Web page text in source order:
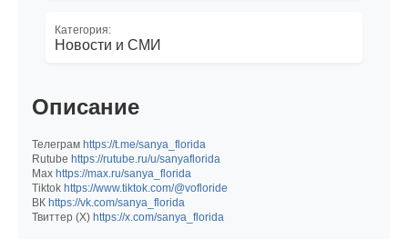
Категория:
Новости и СМИ
Описание
Телеграм https://t.me/sanya_florida
Rutube https://rutube.ru/u/sanyaflorida
Мах https://max.ru/sanya_florida
Tiktok https://www.tiktok.com/@vofloride
ВК https://vk.com/sanya_florida
Твиттер (Х) https://x.com/sanya_florida